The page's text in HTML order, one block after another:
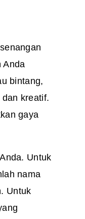
Anda
bintang,
kreatif.
gaya
Untuk
nama
Untuk